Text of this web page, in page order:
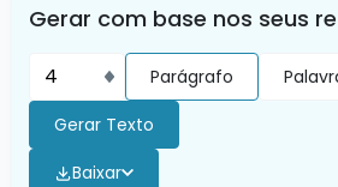
Gerar com base nos seus
Parágrafo
Gerar Texto
Baixar